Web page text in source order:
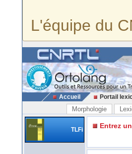
L'équipe du
Accueil Portail
Morphologie
TLFi Entrez